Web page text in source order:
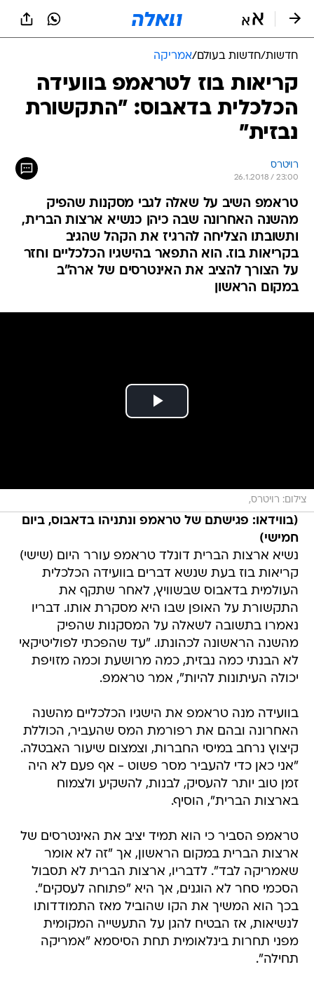
חדשות/חדשות בעולם/אמריקה
קריאות בוז לטראמפ בוועידה
הכלכלית בדאבוס: "התקשורת
נבזית"
רויטרס
26.1.2018 / 23:00
טראמפ השיב על שאלה לגבי מסקנות שהפיק
מהשנה האחרונה שבה כיהן כנשיא ארצות הברית,
ותשובתו הצליחה להרגיז את הקהל שהגיב
בקריאות בוז. הוא התפאר בהישגיו הכלכליים וחזר
על הצורך להציב את האינטרסים של ארה"ב
במקום הראשון
צילום: רויטרס,
(בווידאו: פגישתם של טראמפ ונתניהו בדאבוס, ביום
חמישי)
נשיא ארצות הברית דונלד טראמפ עורר היום (שישי)
קריאות בוז בעת שנשא דברים בוועידה הכלכלית
העולמית בדאבוס שבשוויץ, לאחר שתקף את
התקשורת על האופן שבו היא מסקרת אותו. דבריו
נאמרו בתשובה לשאלה על המסקנות שהפיק
מהשנה הראשונה לכהונתו. "עד שהפכתי לפוליטיקאי
לא הבנתי כמה נבזית, כמה מרושעת וכמה מזויפת
יכולה העיתונות להיות", אמר טראמפ.
בוועידה מנה טראמפ את הישגיו הכלכליים מהשנה
האחרונה ובהם את רפורמת המס שהעביר, הכוללת
קיצוץ נרחב במיסי החברות, וצמצום שיעור האבטלה.
"אני כאן כדי להעביר מסר פשוט - אף פעם לא היה
זמן טוב יותר להעסיק, לבנות, להשקיע ולצמוח
בארצות הברית", הוסיף.
טראמפ הסביר כי הוא תמיד יציב את האינטרסים של
ארצות הברית במקום הראשון, אך "זה לא אומר
שאמריקה לבד". לדבריו, ארצות הברית לא תסבול
הסכמי סחר לא הוגנים, אך היא "פתוחה לעסקים".
בכך הוא המשיך את הקו שהוביל מאז התמודדותו
לנשיאות, אז הבטיח להגן על התעשייה המקומית
מפני תחרות בינלאומית תחת הסיסמא "אמריקה
תחילה".